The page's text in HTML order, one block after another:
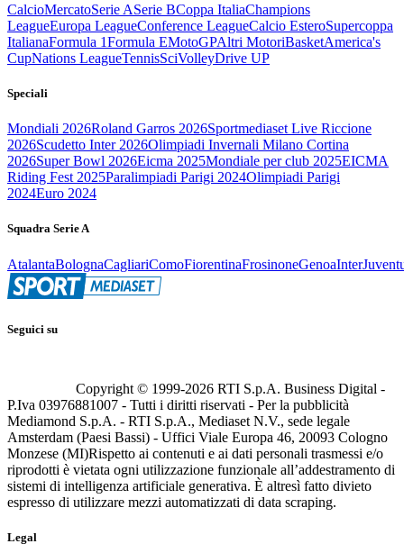
CalcioMercatoSerie ASerie BCoppa ItaliaChampions
LeagueEuropa LeagueConference LeagueCalcio EsteroSupercoppa
ItalianaFormula 1Formula EMotoGPAltri MotoriBasketAmerica's
CupNations LeagueTennisSciVolleyDrive UP
Speciali
Mondiali 2026Roland Garros 2026Sportmediaset Live Riccione
2026Scudetto Inter 2026Olimpiadi Invernali Milano Cortina
2026Super Bowl 2026Eicma 2025Mondiale per club 2025EICMA
Riding Fest 2025Paralimpiadi Parigi 2024Olimpiadi Parigi
2024Euro 2024
Squadra Serie A
AtalantaBolognaCagliariComoFiorentinaFrosinoneGenoaInter
Seguici su
Copyright © 1999-2026 RTI S.p.A. Business Digital -
P.Iva 03976881007 - Tutti i diritti riservati - Per la pubblicità
Mediamond S.p.A. - RTI S.p.A., Mediaset N.V., sede legale
Amsterdam (Paesi Bassi) - Uffici Viale Europa 46, 20093 Cologno
Monzese (MI)Rispetto ai contenuti e ai dati personali trasmessi e/o
riprodotti è vietata ogni utilizzazione funzionale all’addestramento di
sistemi di intelligenza artificiale generativa. È altresì fatto divieto
espresso di utilizzare mezzi automatizzati di data scraping.
Legal